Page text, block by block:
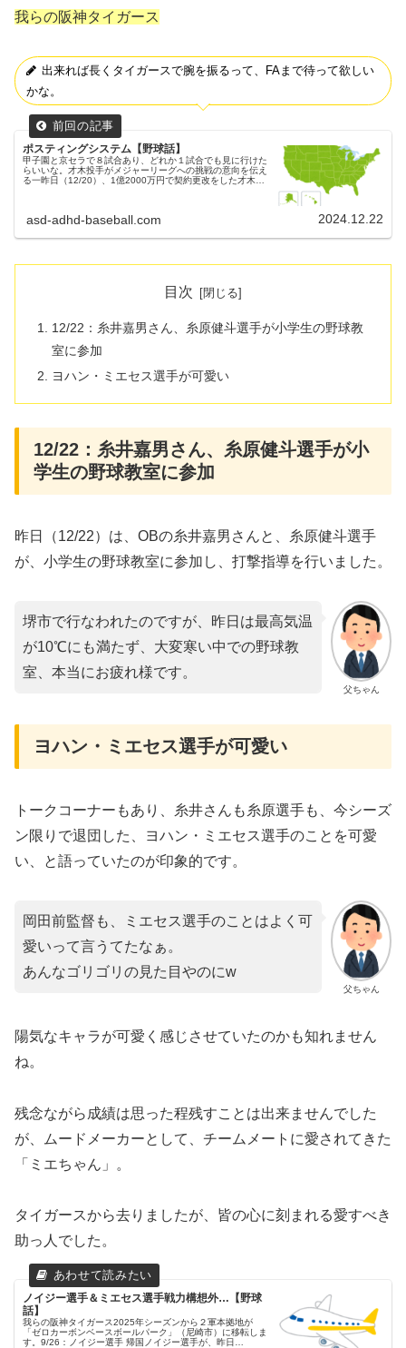
我らの阪神タイガース
出来れば長くタイガースで腕を振るって、FAまで待って欲しい
かな。
ポスティングシステム【野球話】
甲子園と京セラで８試合あり、どれか１試合でも見に行けた
らいいな。才木投手がメジャーリーグへの挑戦の意向を伝え
る一昨日（12/20）、1億2000万円で契約更改をした才木投
asd-adhd-baseball.com 2024.12.22
目次
12/22：糸井嘉男さん、糸原健斗選手が小学生の野球教
室に参加
ヨハン・ミエセス選手が可愛い
12/22：糸井嘉男さん、糸原健斗選手が小
学生の野球教室に参加
昨日（12/22）は、OBの糸井嘉男さんと、糸原健斗選手
が、小学生の野球教室に参加し、打撃指導を行いました。
父ちゃん
堺市で行なわれたのですが、昨日は最高気温
が10℃にも満たず、大変寒い中での野球教
室、本当にお疲れ様です。
ヨハン・ミエセス選手が可愛い
トークコーナーもあり、糸井さんも糸原選手も、今シーズ
ン限りで退団した、ヨハン・ミエセス選手のことを可愛
い、と語っていたのが印象的です。
父ちゃん
岡田前監督も、ミエセス選手のことはよく可
愛いって言うてたなぁ。
あんなゴリゴリの見た目やのにw
陽気なキャラが可愛く感じさせていたのかも知れません
ね。
残念ながら成績は思った程残すことは出来ませんでした
が、ムードメーカーとして、チームメートに愛されてきた
「ミエちゃん」。
タイガースから去りましたが、皆の心に刻まれる愛すべき
助っ人でした。
ノイジー選手＆ミエセス選手戦力構想外…【野球
話】
我らの阪神タイガース2025年シーズンから２軍本拠地が
「ゼロカーボンベースボールパーク」（尼崎市）に移転しま
す。9/26：ノイジー選手 帰国ノイジー選手が、昨日